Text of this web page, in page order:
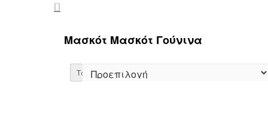
Μασκότ Μασκότ Γούνινα
Ταξινόμηση: